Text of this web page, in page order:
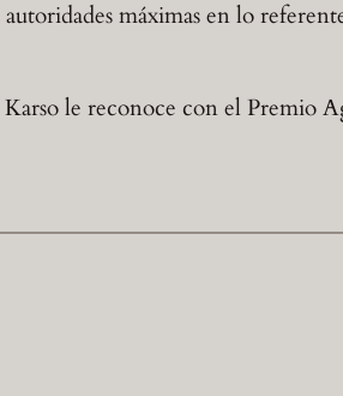
máximas en lo
le reconoce con el Premio